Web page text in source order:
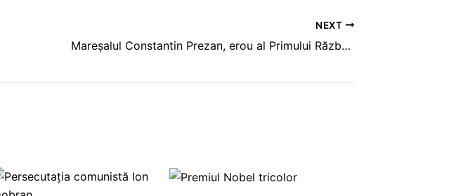
NEXT
Mareşalul Constantin Prezan, erou al Primului Război Mondial.